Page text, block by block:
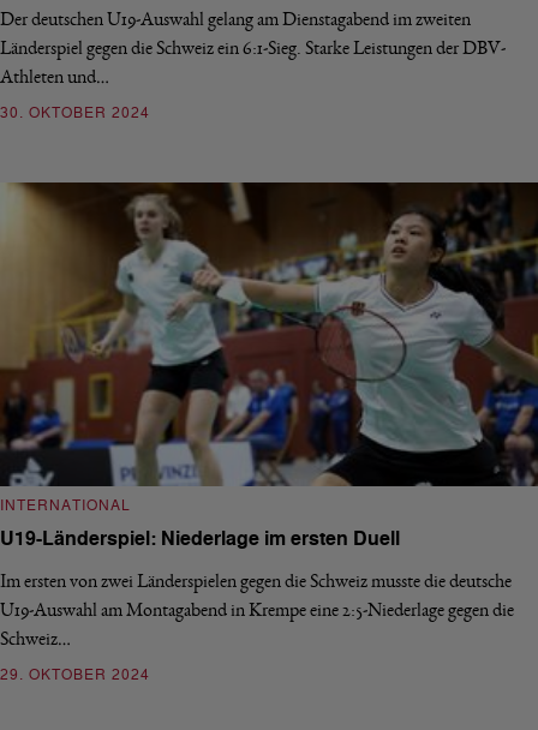
Der deutschen U19-Auswahl gelang am Dienstagabend im zweiten
Länderspiel gegen die Schweiz ein 6:1-Sieg. Starke Leistungen der DBV-
Athleten und…
30. OKTOBER 2024
INTERNATIONAL
U19-Länderspiel: Niederlage im ersten Duell
Im ersten von zwei Länderspielen gegen die Schweiz musste die deutsche
U19-Auswahl am Montagabend in Krempe eine 2:5-Niederlage gegen die
Schweiz…
29. OKTOBER 2024